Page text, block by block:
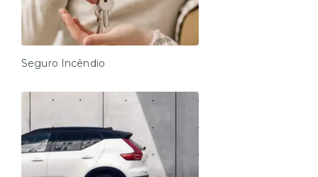
Seguro Incêndio